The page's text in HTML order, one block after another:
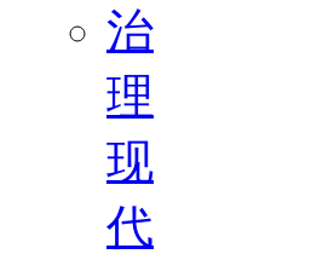
治
理
现
代